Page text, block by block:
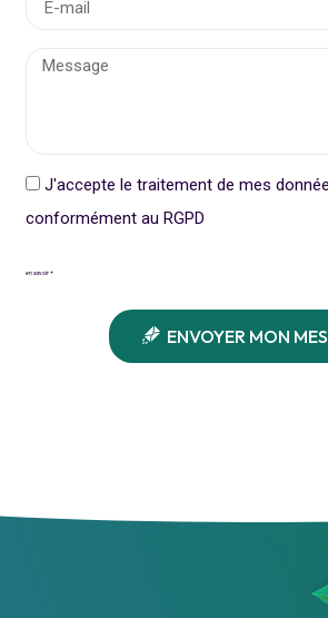
J'accepte le traitement de mes
conformément au RGPD
en savoir +
ENVOYER MON